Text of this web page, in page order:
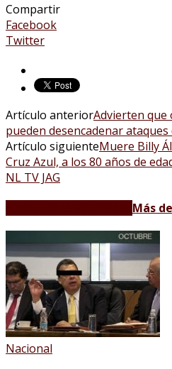
Compartir
Facebook
Twitter
Artículo anteriorAdvierten que
pueden desencadenar ataques
Artículo siguienteMuere Billy
Cruz Azul, a los 80 años de
NL TV JAG
Más
Nacional